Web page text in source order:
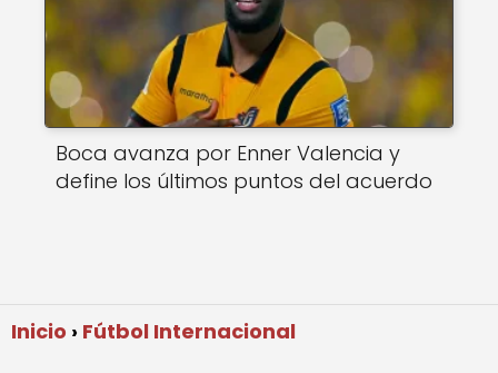
Boca avanza por Enner Valencia y
define los últimos puntos del acuerdo
Inicio Fútbol Internacional